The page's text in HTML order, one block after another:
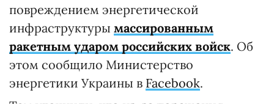
повреждением энергетической
инфраструктуры массированным
ракетным ударом российских войск. Об
этом сообщило Министерство
энергетики Украины в Facebook.